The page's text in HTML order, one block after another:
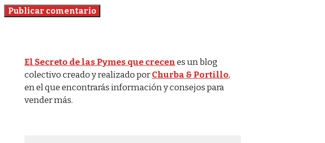
El Secreto de las Pymes que crecenes un blog
colectivo creado y realizado porChurba & Portillo,
en el que encontrarás información y consejos para
vender más.